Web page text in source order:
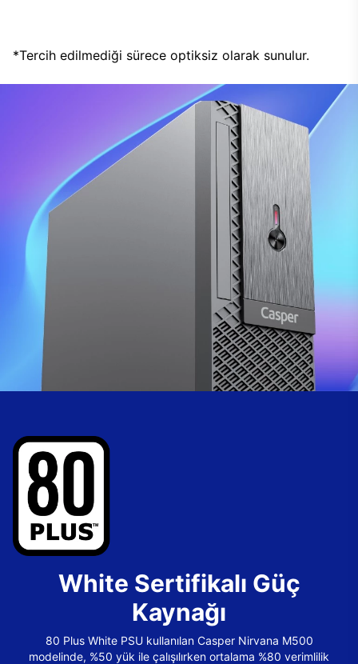
*Tercih edilmediği sürece optiksiz olarak sunulur.
White Sertifikalı Güç
Kaynağı
80 Plus White PSU kullanılan Casper Nirvana M500
modelinde, %50 yük ile çalışılırken ortalama %80 verimlilik